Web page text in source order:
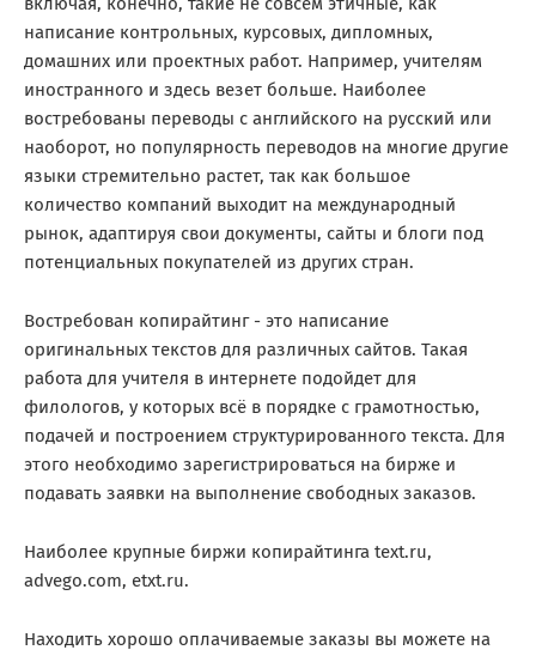
написание контрольных, курсовых, дипломных,
домашних или проектных работ. Например, учителям
иностранного и здесь везет больше. Наиболее
востребованы переводы с английского на русский или
наоборот, но популярность переводов на многие другие
языки стремительно растет, так как большое
количество компаний выходит на международный
рынок, адаптируя свои документы, сайты и блоги под
потенциальных покупателей из других стран.
Востребован копирайтинг - это написание
оригинальных текстов для различных сайтов. Такая
работа для учителя в интернете подойдет для
филологов, у которых всё в порядке с грамотностью,
подачей и построением структурированного текста. Для
этого необходимо зарегистрироваться на бирже и
подавать заявки на выполнение свободных заказов.
Наиболее крупные биржи копирайтинга text.ru,
advego.com, etxt.ru.
Находить хорошо оплачиваемые заказы вы можете на